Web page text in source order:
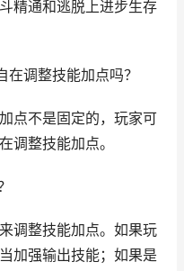
精通和逃脱上进步生存
调整技能加点吗？
点不是固定的，玩家可
调整技能加点。
调整技能加点。如果玩
加强输出技能；如果是